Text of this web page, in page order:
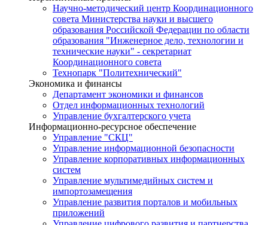
Научно-методический центр Координационного
совета Министерства науки и высшего
образования Российской Федерации по области
образования "Инженерное дело, технологии и
технические науки" - секретариат
Координационного совета
Технопарк "Политехнический"
Экономика и финансы
Департамент экономики и финансов
Отдел информационных технологий
Управление бухгалтерского учета
Информационно-ресурсное обеспечение
Управление "СКЦ"
Управление информационной безопасности
Управление корпоративных информационных
систем
Управление мультимедийных систем и
импортозамещения
Управление развития порталов и мобильных
приложений